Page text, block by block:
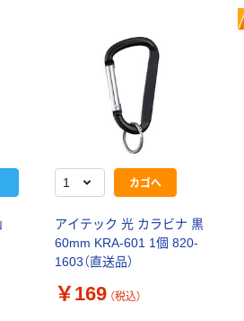
カゴへ
アイテック 光 カラビナ 黒
60mm KRA-601 1個 820-
1603（直送品）
￥169 （税込）